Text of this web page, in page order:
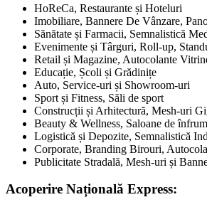
HoReCa, Restaurante și Hoteluri
Imobiliare, Bannere De Vânzare,
Sănătate și Farmacii, Semnalistică
Evenimente și Târguri, Roll-up,
Retail și Magazine, Autocolante
Educație, Școli și Grădinițe
Auto, Service-uri și Showroom-uri
Sport și Fitness, Săli de sport
Construcții și Arhitectură, Mesh-uri
Beauty & Wellness, Saloane de
Logistică și Depozite, Semnalistică
Corporate, Branding Birouri,
Publicitate Stradală, Mesh-uri și
Acoperire Națională Express: